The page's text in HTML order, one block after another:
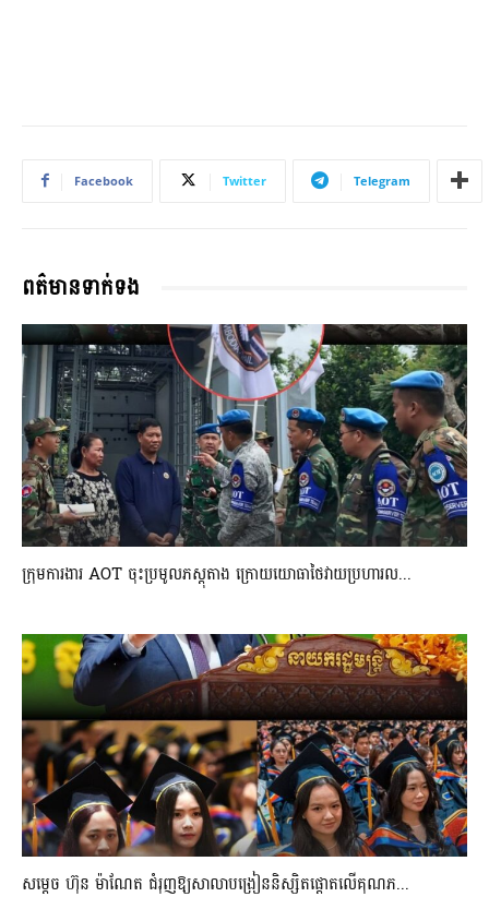
Facebook Twitter Telegram
ពត៌មានទាក់ទង
ក្រុមការងារ AOT ចុះប្រមូលភស្តុតាង ក្រោយយោធាថៃវាយប្រហារល...
សម្តេច ហ៊ុន ម៉ាណែត ជំរុញឱ្យសាលាបង្រៀននិស្សិតផ្តោតលើគុណភ...